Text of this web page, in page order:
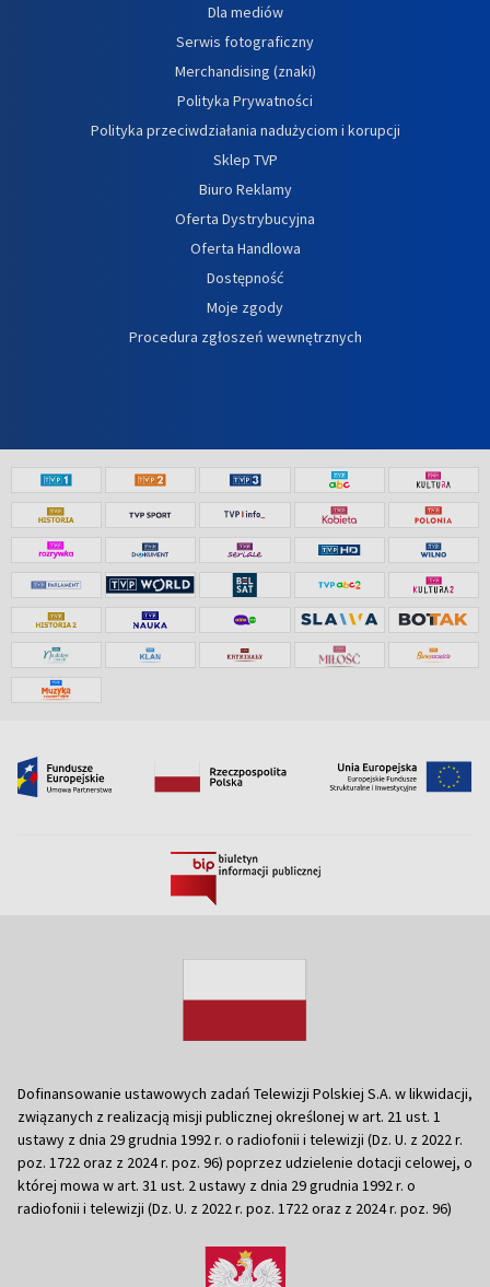
Dla mediów
Serwis fotograficzny
Merchandising (znaki)
Polityka Prywatności
Polityka przeciwdziałania nadużyciom i korupcji
Sklep TVP
Biuro Reklamy
Oferta Dystrybucyjna
Oferta Handlowa
Dostępność
Moje zgody
Procedura zgłoszeń wewnętrznych
Dofinansowanie ustawowych zadań Telewizji Polskiej S.A. w likwidacji,
związanych z realizacją misji publicznej określonej w art. 21 ust. 1
ustawy z dnia 29 grudnia 1992 r. o radiofonii i telewizji (Dz. U. z 2022 r.
poz. 1722 oraz z 2024 r. poz. 96) poprzez udzielenie dotacji celowej, o
której mowa w art. 31 ust. 2 ustawy z dnia 29 grudnia 1992 r. o
radiofonii i telewizji (Dz. U. z 2022 r. poz. 1722 oraz z 2024 r. poz. 96)